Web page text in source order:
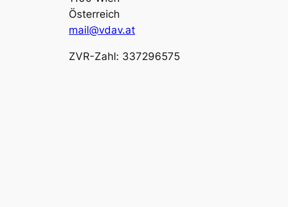
Österreich
mail@vdav.at
ZVR-Zahl: 337296575